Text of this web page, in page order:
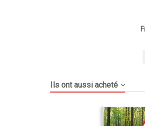
Ils ont aussi acheté